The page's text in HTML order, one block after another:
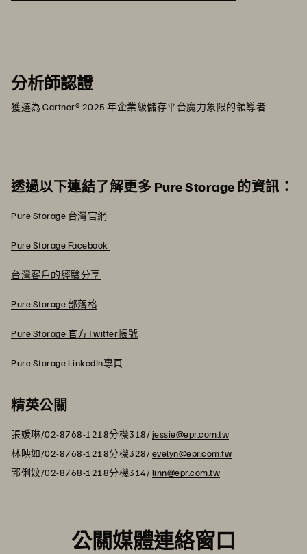
分析師認證
獲選為 Gartner® 2025 年企業級儲存平台魔力象限的領導者
透過以下連結了解更多 Pure Storage 的資訊：
Pure Storage 台灣官網
Pure Storage Facebook
台灣客戶的經驗分享
Pure Storage 部落格
Pure Storage 官方Twitter帳號
Pure Storage LinkedIn專頁
精英公關
張媛琳/02-8768-1218分機318/jessie@epr.com.tw
林映如/02-8768-1218分機328/evelyn@epr.com.tw
郭俐妏/02-8768-1218分機314/linn@epr.com.tw
公關媒體連絡窗口